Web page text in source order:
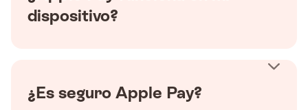
dispositivo?
¿Es seguro Apple Pay?